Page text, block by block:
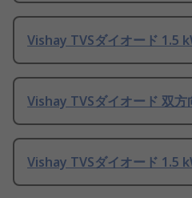
Vishay TVSダイオード 1.5
Vishay TVSダイオード 双方
Vishay TVSダイオード 1.5